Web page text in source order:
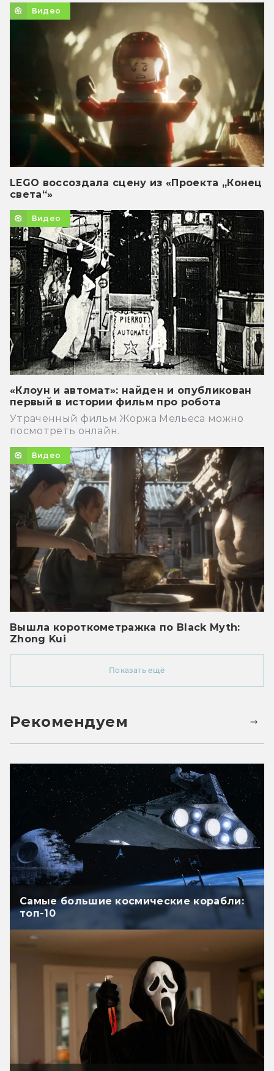
Видео
LEGO воссоздала сцену из «Проекта „Конец
света“»
Видео
«Клоун и автомат»: найден и опубликован
первый в истории фильм про робота
Утраченный фильм Жоржа Мельеса можно
посмотреть онлайн.
Видео
Вышла короткометражка по Black Myth:
Zhong Kui
Показать ещё
Рекомендуем
Самые большие космические корабли:
топ-10